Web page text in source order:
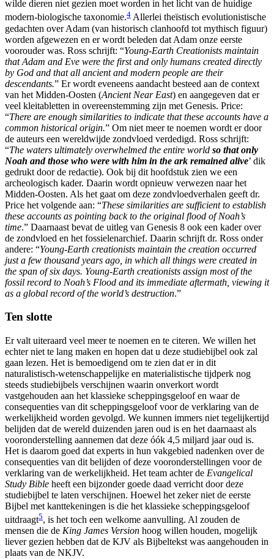
wilde dieren niet gezien moet worden in het licht van de huidige
modern-biologische taxonomie.4 Allerlei theïstisch evolutionistische
gedachten over Adam (van historisch clanhoofd tot mythisch figuur)
worden afgewezen en er wordt beleden dat Adam onze eerste
voorouder was. Ross schrijft: “Young-Earth Creationists maintain
that Adam and Eve were the first and only humans created directly
by God and that all ancient and modern people are their
descendants.” Er wordt eveneens aandacht besteed aan de context
van het Midden-Oosten (Ancient Near East) en aangegeven dat er
veel kleitabletten in overeenstemming zijn met Genesis. Price:
“There are enough similarities to indicate that these accounts have a
common historical origin.” Om niet meer te noemen wordt er door
de auteurs een wereldwijde zondvloed verdedigd. Ross schrijft:
“The waters ultimately overwhelmed the entire world so that only
Noah and those who were with him in the ark remained alive’ dik
gedrukt door de redactie). Ook bij dit hoofdstuk zien we een
archeologisch kader. Daarin wordt opnieuw verwezen naar het
Midden-Oosten. Als het gaat om deze zondvloedverhalen geeft dr.
Price het volgende aan: “These similarities are sufficient to establish
these accounts as pointing back to the original flood of Noah’s
time.” Daarnaast bevat de uitleg van Genesis 8 ook een kader over
de zondvloed en het fossielenarchief. Daarin schrijft dr. Ross onder
andere: “Young-Earth creationists maintain the creation occurred
just a few thousand years ago, in which all things were created in
the span of six days. Young-Earth creationists assign most of the
fossil record to Noah’s Flood and its immediate aftermath, viewing it
as a global record of the world’s destruction.”
Ten slotte
Er valt uiteraard veel meer te noemen en te citeren. We willen het
echter niet te lang maken en hopen dat u deze studiebijbel ook zal
gaan lezen. Het is bemoedigend om te zien dat er in dit
naturalistisch-wetenschappelijke en materialistische tijdperk nog
steeds studiebijbels verschijnen waarin onverkort wordt
vastgehouden aan het klassieke scheppingsgeloof en waar de
consequenties van dit scheppingsgeloof voor de verklaring van de
werkelijkheid worden gevolgd. We kunnen immers niet tegelijkertijd
belijden dat de wereld duizenden jaren oud is en het daarnaast als
vooronderstelling aannemen dat deze óók 4,5 miljard jaar oud is.
Het is daarom goed dat experts in hun vakgebied nadenken over de
consequenties van dit belijden of deze vooronderstellingen voor de
verklaring van de werkelijkheid. Het team achter de Evangelical
Study Bible heeft een bijzonder goede daad verricht door deze
studiebijbel te laten verschijnen. Hoewel het zeker niet de eerste
Bijbel met kanttekeningen is die het klassieke scheppingsgeloof
uitdraagt5, is het toch een welkome aanvulling. Al zouden de
mensen die de King James Version hoog willen houden, mogelijk
liever gezien hebben dat de KJV als Bijbeltekst was aangehouden in
plaats van de NKJV.